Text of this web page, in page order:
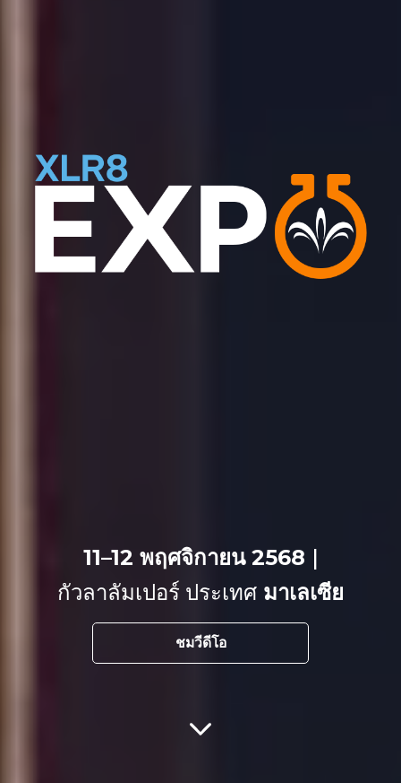
11–12 พฤศจิกายน 2568 |
กัวลาลัมเปอร์ ประเทศ มาเลเซีย
ชมวีดีโอ